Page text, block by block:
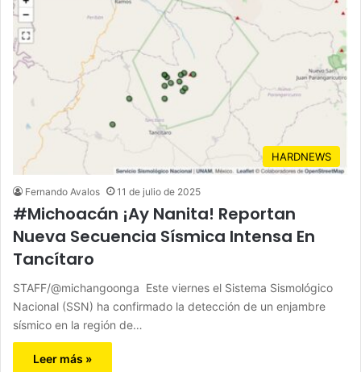
HARDNEWS
Fernando Avalos 11 de julio de 2025
#Michoacán ¡Ay Nanita! Reportan
Nueva Secuencia Sísmica Intensa En
Tancítaro
STAFF/@michangoonga Este viernes el Sistema Sismológico
Nacional (SSN) ha confirmado la detección de un enjambre
sísmico en la región de…
Leer más »